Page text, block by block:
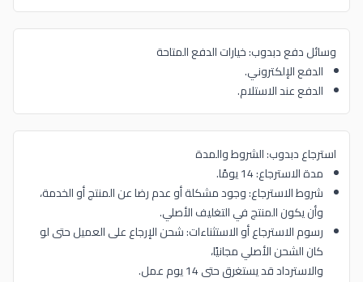
وسائل دفع دبدوب: خيارات الدفع المتاحة
الدفع الإلكتروني.
الدفع عند الاستلام.
استرجاع دبدوب: الشروط والمدة
مدة الاسترجاع: 14 يومًا.
شروط الاسترجاع: وجود مشكلة أو عدم رضا عن المنتج أو الخدمة،
وأن يكون المنتج في التغليف الأصلي.
رسوم الاسترجاع أو الاستثناءات: شحن الإرجاع على العميل حتى لو
كان الشحن الأصلي مجانيًا،
والاسترداد قد يستغرق حتى 14 يوم عمل.